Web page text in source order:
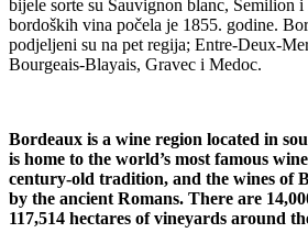
bijele sorte su Sauvignon blanc, Semilion
bordoških vina počela je 1855. godine.
podjeljeni su na pet regija; Entre-Deux-
Bourgeais-Blayais, Gravec i Medoc.
Bordeaux is a wine region located in
is home to the world’s most famous
century-old tradition, and the wines of
by the ancient Romans. There are
117,514 hectares of vineyards around